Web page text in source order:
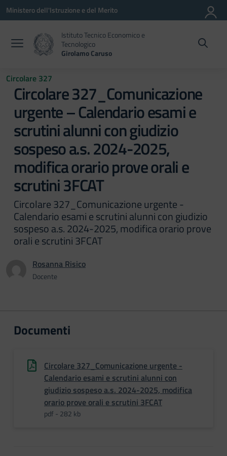
Vai ai contenuti
Vai al menu di navigazione
Vai al footer
Ministero dell'Istruzione e del Merito
Istituto Tecnico Economico e
Tecnologico
Girolamo Caruso
Circolare 327
Circolare 327_Comunicazione
urgente – Calendario esami e
scrutini alunni con giudizio
sospeso a.s. 2024-2025,
modifica orario prove orali e
scrutini 3FCAT
Circolare 327_Comunicazione urgente -
Calendario esami e scrutini alunni con giudizio
sospeso a.s. 2024-2025, modifica orario prove
orali e scrutini 3FCAT
Rosanna Risico
Docente
Documenti
Circolare 327_Comunicazione urgente -
Calendario esami e scrutini alunni con
giudizio sospeso a.s. 2024-2025, modifica
orario prove orali e scrutini 3FCAT
pdf - 282 kb